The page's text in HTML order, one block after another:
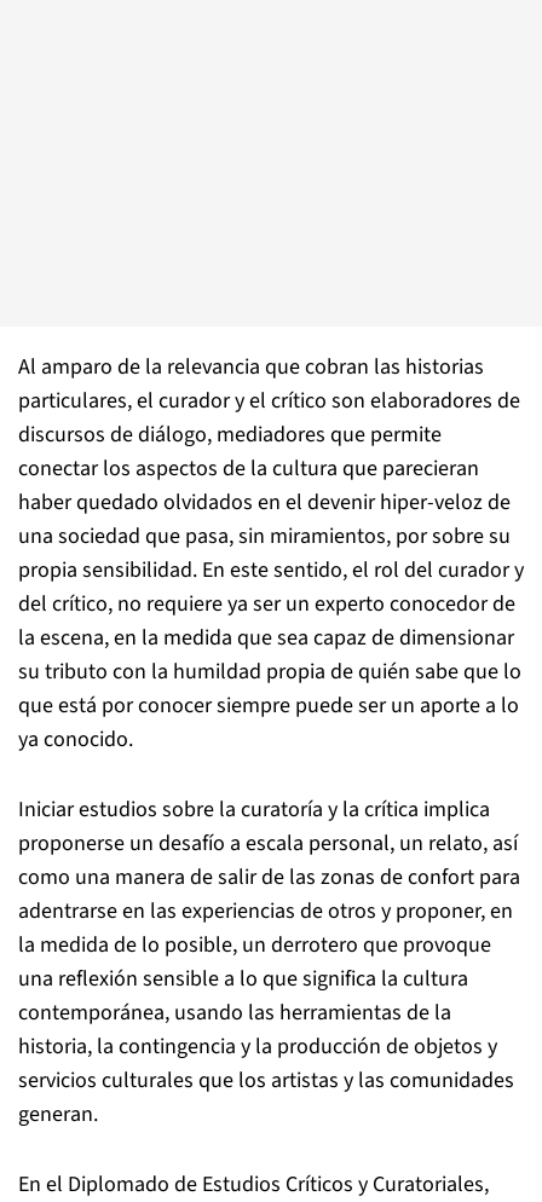
Al amparo de la relevancia que cobran las historias
particulares, el curador y el crítico son elaboradores de
discursos de diálogo, mediadores que permite
conectar los aspectos de la cultura que parecieran
haber quedado olvidados en el devenir hiper-veloz de
una sociedad que pasa, sin miramientos, por sobre su
propia sensibilidad. En este sentido, el rol del curador y
del crítico, no requiere ya ser un experto conocedor de
la escena, en la medida que sea capaz de dimensionar
su tributo con la humildad propia de quién sabe que lo
que está por conocer siempre puede ser un aporte a lo
ya conocido.
Iniciar estudios sobre la curatoría y la crítica implica
proponerse un desafío a escala personal, un relato, así
como una manera de salir de las zonas de confort para
adentrarse en las experiencias de otros y proponer, en
la medida de lo posible, un derrotero que provoque
una reflexión sensible a lo que significa la cultura
contemporánea, usando las herramientas de la
historia, la contingencia y la producción de objetos y
servicios culturales que los artistas y las comunidades
generan.
En el Diplomado de Estudios Críticos y Curatoriales,